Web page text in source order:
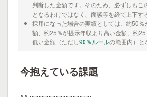
判断した金額です。そのため、必ずしもこ
となるわけではなく、面談等を経て上下す
採用になった場合の実績としては、約50％
額、約25％が提示年収より高い金額、約25
低い金額（ただし90％ルールの範囲内）と
今抱えている課題